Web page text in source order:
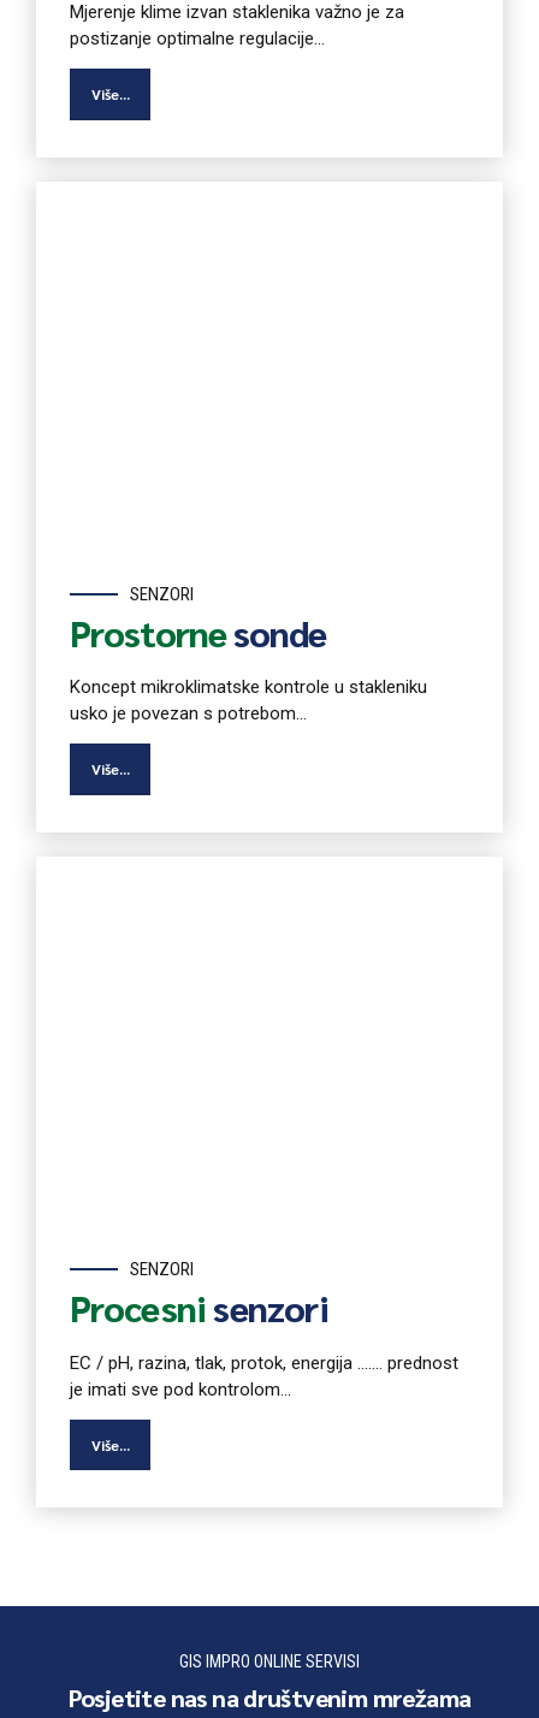
Mjerenje klime izvan staklenika važno je za
postizanje optimalne regulacije...
Više...
SENZORI
Prostornesonde
Koncept mikroklimatske kontrole u stakleniku
usko je povezan s potrebom...
Više...
SENZORI
Procesnisenzori
EC / pH, razina, tlak, protok, energija ....... prednost
je imati sve pod kontrolom...
Više...
GIS IMPRO ONLINE SERVISI
Posjetite nas na društvenim mrežama